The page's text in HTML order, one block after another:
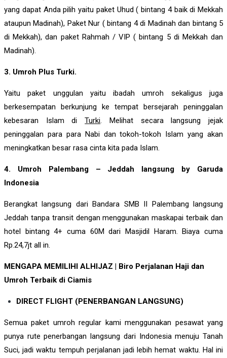
yang dapat Anda pilih yaitu paket Uhud ( bintang 4 baik di Mekkah
ataupun Madinah), Paket Nur ( bintang 4 di Madinah dan bintang 5
di Mekkah), dan paket Rahmah / VIP ( bintang 5 di Mekkah dan
Madinah).
3. Umroh Plus Turki.
Yaitu paket unggulan yaitu ibadah umroh sekaligus juga
berkesempatan berkunjung ke tempat bersejarah peninggalan
kebesaran Islam diTurki. Melihat secara langsung jejak
peninggalan para para Nabi dan tokoh-tokoh Islam yang akan
meningkatkan besar rasa cinta kita pada Islam.
4. Umroh Palembang – Jeddah langsung by Garuda
Indonesia
Berangkat langsung dari Bandara SMB II Palembang langsung
Jeddah tanpa transit dengan menggunakan maskapai terbaik dan
hotel bintang 4+ cuma 60M dari Masjidil Haram. Biaya cuma
Rp.24,7jt all in.
MENGAPA MEMILIHI ALHIJAZ | Biro Perjalanan Haji dan
Umroh Terbaik di Ciamis
DIRECT FLIGHT (PENERBANGAN LANGSUNG)
Semua paket umroh regular kami menggunakan pesawat yang
punya rute penerbangan langsung dari Indonesia menuju Tanah
Suci, jadi waktu tempuh perjalanan jadi lebih hemat waktu. Hal ini